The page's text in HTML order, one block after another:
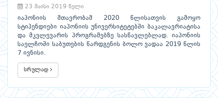
23 მაისი 2019 წელი
იაპონიის მთავრობამ 2020 წლისათვის გამოყო
სტიპენდიები იაპონიის უნივერსიტეტებში ბაკალავრიატისა
და მკვლევარის პროგრამებზე სასწავლებლად. იაპონიის
საელჩოში საბუთების წარდგენის ბოლო ვადაა 2019 წლის
7 ივნისი.
სრულად